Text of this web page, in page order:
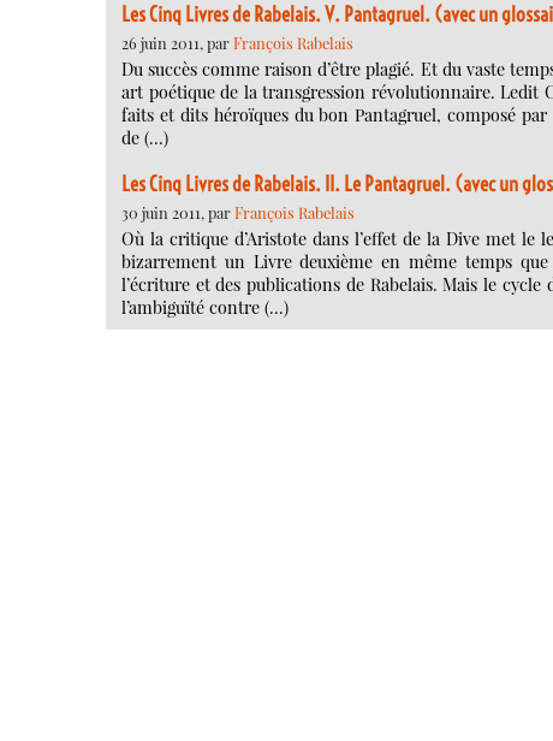
Les Cinq Livres de Rabelais. V. Pantagruel. (avec un
26 juin 2011, parFrançois Rabelais
Du succès comme raison d’être plagié. Et du vaste
art poétique de la transgression révolutionnaire.
faits et dits héroïques du bon Pantagruel, composé
de (…)
Les Cinq Livres de Rabelais. II. Le Pantagruel. (avec un
30 juin 2011, parFrançois Rabelais
Où la critique d’Aristote dans l’effet de la Dive met le
bizarrement un Livre deuxième en même temps
l’écriture et des publications de Rabelais. Mais le
l’ambiguïté contre (…)